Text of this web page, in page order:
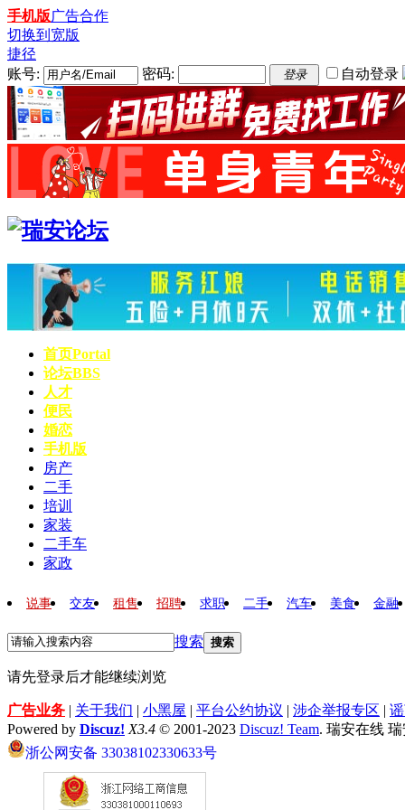
手机版广告合作
切换到宽版
捷径
账号:
密码: 登录 自动登录
首页Portal
论坛BBS
人才
便民
婚恋
手机版
房产
二手
培训
家装
二手车
家政
说事 交友 租售 招聘 求职 二手 汽车 美食 金融
搜索 搜索
请先登录后才能继续浏览
广告业务 | 关于我们 | 小黑屋 | 平台公约协议 | 涉企举报专区 |
Powered by Discuz! X3.4 © 2001-2023 Discuz! Team. 瑞安在线
浙公网安备 33038102330633号